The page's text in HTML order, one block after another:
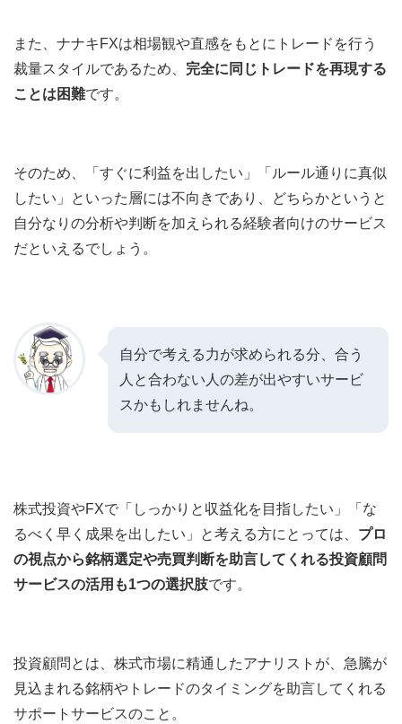
また、ナナキFXは相場観や直感をもとにトレードを行う
裁量スタイルであるため、 完全に同じトレードを再現する
ことは困難です。
そのため、「すぐに利益を出したい」「ルール通りに真似
したい」といった層には不向きであり、どちらかというと
自分なりの分析や判断を加えられる経験者向けのサービス
だといえるでしょう。
自分で考える力が求められる分、合う
人と合わない人の差が出やすいサービ
スかもしれませんね。
株式投資やFXで「しっかりと収益化を目指したい」「な
るべく早く成果を出したい」と考える方にとっては、 プロ
の視点から銘柄選定や売買判断を助言してくれる投資顧問
サービスの活用も1つの選択肢です。
投資顧問とは、株式市場に精通したアナリストが、急騰が
見込まれる銘柄やトレードのタイミングを助言してくれる
サポートサービスのこと。